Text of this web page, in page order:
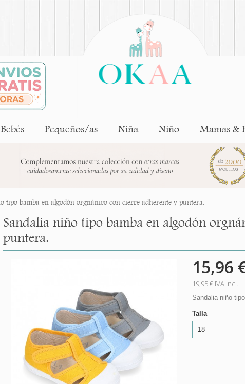
Bebés Pequeños/as Niña Niño Mamas &
tipo bamba en algodón orgnánico con cierre adherente y puntera.
Sandalia niño tipo bamba en algodón
puntera.
15,96
19,95 €IVA incl.
Sandalia niño
Talla
18